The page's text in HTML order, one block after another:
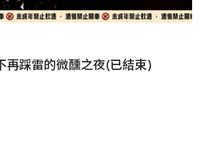
再踩雷的微醺之夜(已結束)